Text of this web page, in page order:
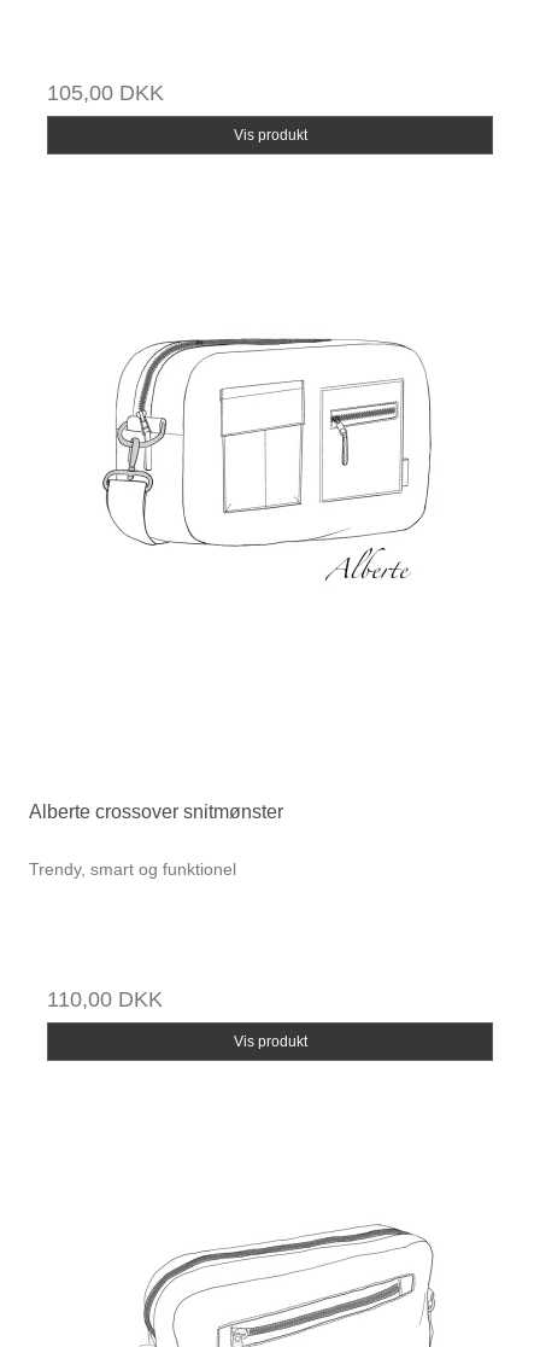
105,00 DKK
Vis produkt
Alberte crossover snitmønster
Trendy, smart og funktionel
110,00 DKK
Vis produkt